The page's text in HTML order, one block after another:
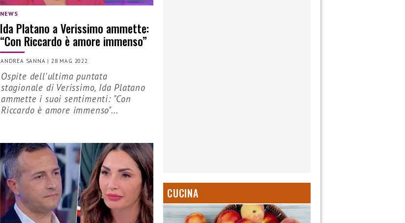
NEWS
Ida Platano a Verissimo ammette:
“Con Riccardo è amore immenso”
ANDREA SANNA |28 MAG 2022
Ospite dell'ultima puntata
stagionale di Verissimo, Ida Platano
ammette i suoi sentimenti: "Con
Riccardo è amore immenso"...
CUCINA